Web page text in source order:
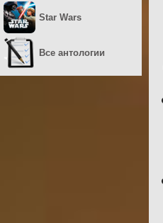
Star Wars
Все антологии